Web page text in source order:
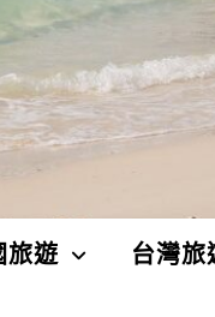
旅遊 台灣旅